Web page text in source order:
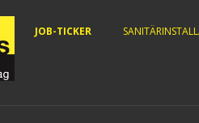
JOB-TICKER